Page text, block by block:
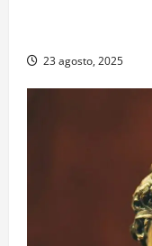
23 agosto, 2025